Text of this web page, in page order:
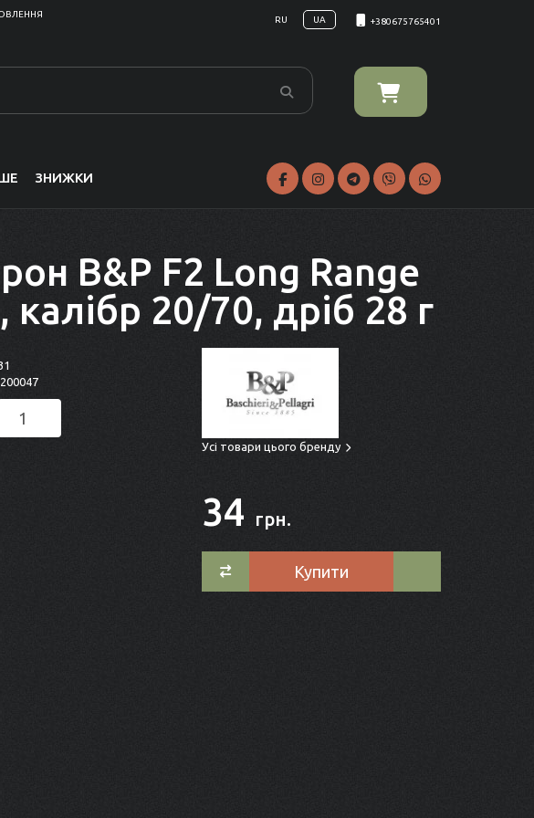
RU UA +380675765401
ЗНИЖКИ
B&P F2 Long Range
20/70, дріб 28 г
Усі товари цього бренду
34 грн.
Купити